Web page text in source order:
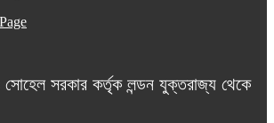
সরকার কর্তৃক লন্ডন যুক্তরাজ্য থেকে